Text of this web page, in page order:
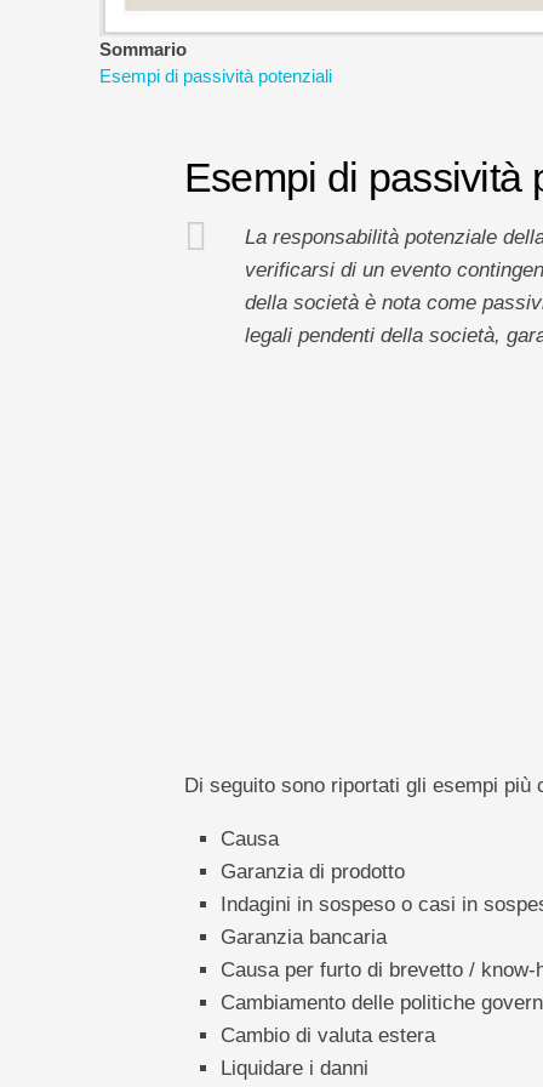
Sommario
Esempi di passività potenziali
Esempi di passività
La responsabilità potenziale
verificarsi di un evento
della società è nota come
legali pendenti della società,
Di seguito sono riportati gli esempi più
Causa
Garanzia di prodotto
Indagini in sospeso o casi in
Garanzia bancaria
Causa per furto di brevetto / know-
Cambiamento delle politiche
Cambio di valuta estera
Liquidare i danni